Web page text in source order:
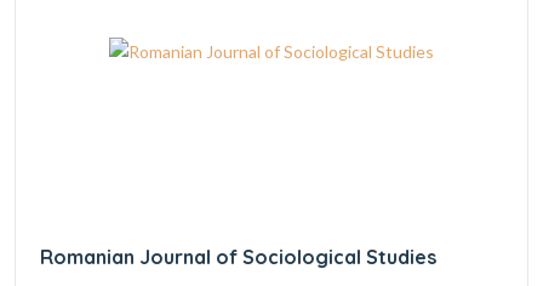
Romanian Journal of Sociological Studies